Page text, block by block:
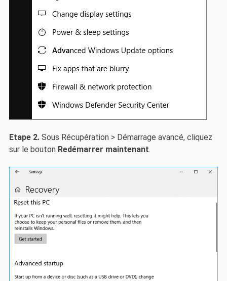
Etape 2.Sous Récupération > Démarrage avancé, cliquez
sur le bouton Redémarrer maintenant.